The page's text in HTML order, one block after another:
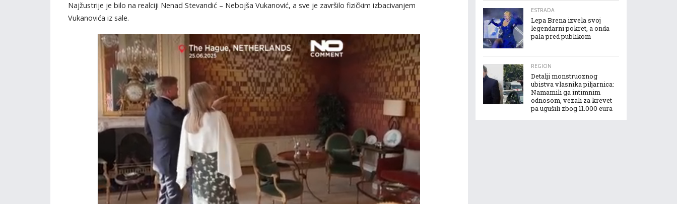
Najžustrije je bilo na realciji Nenad Stevandić – Nebojša Vukanović, a sve je završilo fizičkim izbacivanjem
Vukanovića iz sale.
ESTRADA
Lepa Brena izvela svoj
legendarni pokret, a onda
pala pred publikom
REGION
Detalji monstruoznog
ubistva vlasnika piljarnica:
Namamili ga intimnim
odnosom, vezali za krevet
pa ugušili zbog 11.000 eura